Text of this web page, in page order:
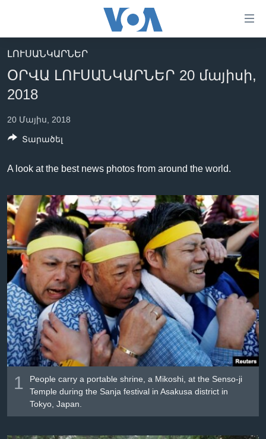
հիմնական
բովանդակությանը
անցնել
հիմնական
բովանդակությանը
բովանդակություն
ԼՈՒՐԵՐ
ՏԵՍԱՆՅՈՒԹԵՐ
ՖԻԼՄԵՐ
ՄԵՐ ՄԱՍԻՆ
«ԱՄԵՐԻԿԱՅԻ ՁԱՅՆ»-Ի ԿԱՆՈՆԱԴՐՈՒԹՅՈՒՆ
ԿԱՊ ՄԵԶ ՀԵՏ
Learning English
ՀԵՏԵՒԵՔ ՄԵԶ
Լեզուներ
ԼՈՒՍԱՆԿԱՐՆԵՐ
ՕՐՎԱ ԼՈՒՍԱՆԿԱՐՆԵՐ 20 մայիսի,
2018
20 Մայիս, 2018
A look at the best news photos from around the world.
1
People carry a portable shrine, a Mikoshi, at the Senso-ji
Temple during the Sanja festival in Asakusa district in
Tokyo, Japan.
Տարածել